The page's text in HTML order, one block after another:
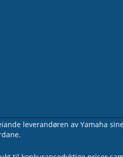
leverandøren av Yamaha